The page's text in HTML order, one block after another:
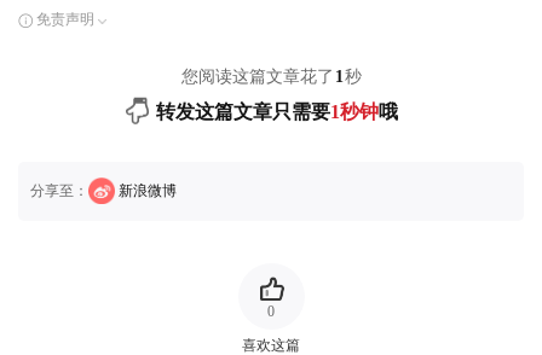
免责声明
您阅读这篇文章花了 1秒
转发这篇文章只需要1秒钟哦
分享至： 新浪微博
喜欢这篇
0